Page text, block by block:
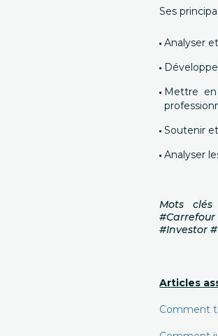
Ses
Analyser
Mettre
Soutenir
Analyser
Mots clés
#Investor
Articles
Comment